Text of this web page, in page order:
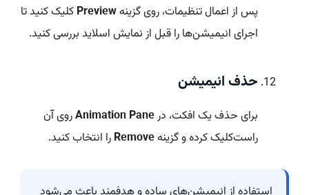
پس از اعمال تنظیمات، روی گزینهPreview کلیک کنید تا
اجرای انیمیشن‌ها را قبل از نمایش اسلاید بررسی کنید.
حذف انیمیشن
برای حذف یک افکت، درAnimation Paneروی آن
راست‌کلیک کرده و گزینهRemove را انتخاب کنید.